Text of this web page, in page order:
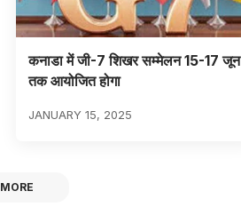
कनाडा में जी-7 शिखर सम्मेलन 15-17 जून
तक आयोजित होगा
JANUARY 15, 2025